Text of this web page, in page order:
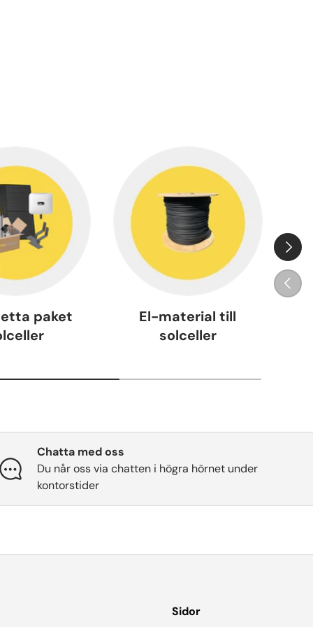
Nästa
paket
El-material till
solceller
Chatta med oss
Du når oss via chatten i högra hörnet under
kontorstider
Sidor